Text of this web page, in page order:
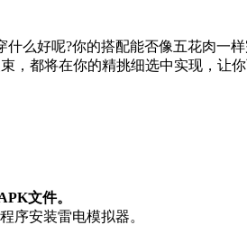
么好呢?你的搭配能否像五花肉一
，都将在你的精挑细选中实现，让
文件。
序安装雷电模拟器。